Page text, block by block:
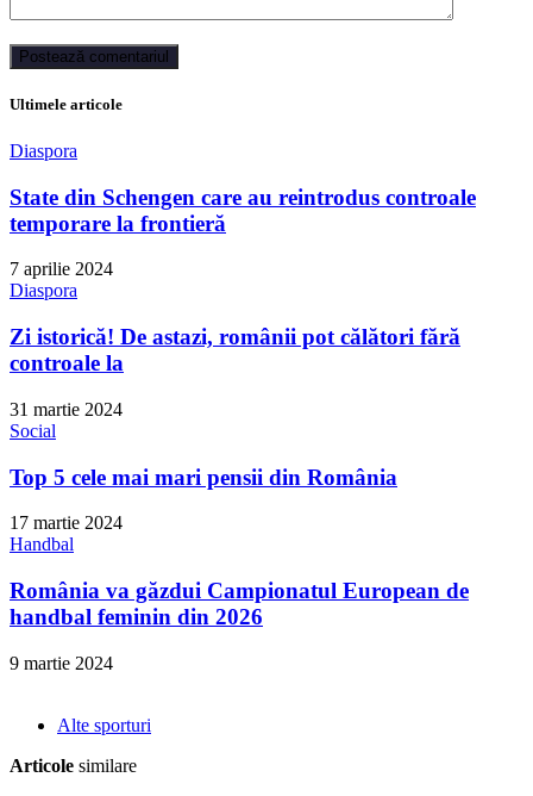
Ultimele articole
Diaspora
State din Schengen care au reintrodus controale
temporare la frontieră
7 aprilie 2024
Diaspora
Zi istorică! De astazi, românii pot călători fără
controale la
31 martie 2024
Social
Top 5 cele mai mari pensii din România
17 martie 2024
Handbal
România va găzdui Campionatul European de
handbal feminin din 2026
9 martie 2024
Alte sporturi
Articole similare